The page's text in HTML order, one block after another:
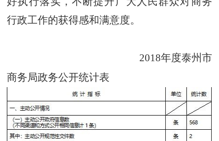
行政工作的获得感和满意度。
2018年度泰州市
商务局政务公开统计表